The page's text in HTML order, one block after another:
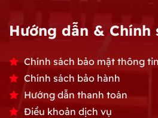
Hướng dẫn & Chính
Chính sách bảo mật thông tin
Chính sách bảo hành
Hướng dẫn thanh toán
Điều khoản dịch vụ